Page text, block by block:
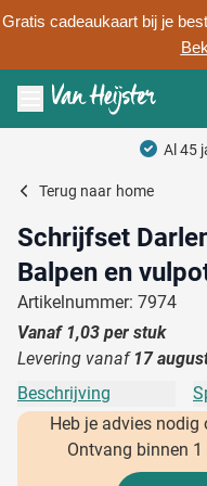
Gratis cadeaukaart bij je
Ga naar de inhoud
Menu openen
Al 45
Terug naar home
Schrijfset
Balpen en
Artikelnummer: 7974
Vanaf 1,03 per stuk
Levering vanaf 17
Beschrijving
Heb je advies
Ontvang binnen